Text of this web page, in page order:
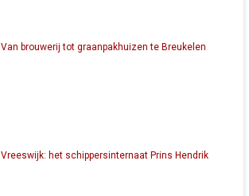
Van brouwerij tot graanpakhuizen te Breukelen
Vreeswijk: het schippersinternaat Prins Hendrik